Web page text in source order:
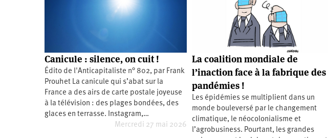
Canicule : silence, on cuit !
Édito de l'Anticapitaliste n° 802, par Frank
Prouhet La canicule qui s’abat sur la
France a des airs de carte postale joyeuse
à la télévision : des plages bondées, des
glaces en terrasse. Instagram,…
Mercredi 27 mai 2026
La coalition mondiale de
l’inaction face à la fabrique des
pandémies !
Les épidémies se multiplient dans un
monde bouleversé par le changement
climatique, le néocolonialisme et
l’agrobusiness. Pourtant, les grandes